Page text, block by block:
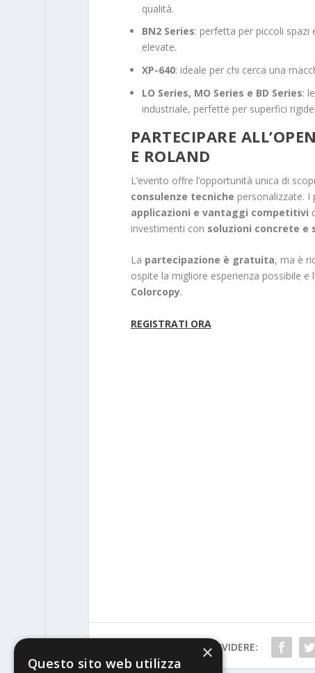
qualità.
BN2 Series: perfetta per piccoli
elevate.
XP-640: ideale per chi cerca una
LO Series, MO Series e BD Series:
industriale, perfette per superfici
PARTECIPARE
E ROLAND
L’evento offre l’opportunità unica di
consulenze tecniche personalizzate.
applicazioni e vantaggi competitivi
investimenti con soluzioni concrete e
La partecipazione è gratuita, ma è
ospite la migliore esperienza possibile e
Colorcopy.
REGISTRATI ORA
CONDIVIDERE:
×
Questo sito web utilizza